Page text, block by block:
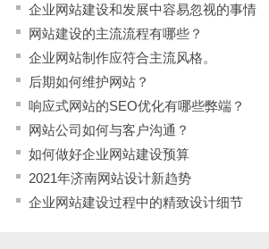
企业网站建设和发展中容易忽视的事情
网站建设的主流流程有哪些？
企业网站制作应符合主流风格。
后期如何维护网站？
响应式网站的SEO优化有哪些弊端？
网站公司如何与客户沟通？
如何做好企业网站建设预算
2021年济南网站设计新趋势
企业网站建设过程中的精致设计细节